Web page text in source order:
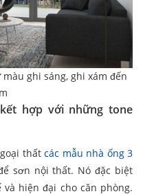
ghi sáng, ghi xám đến
hợp với những tone
thất các mẫu nhà ống 3
sơn nội thất. Nó đặc biệt
hiện đại cho căn phòng.